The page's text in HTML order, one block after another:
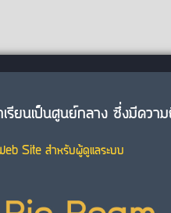
รียนเป็นศูนย์กลาง ซึ่งมีคว
Site สำหรับผู้ดูแลระบบ